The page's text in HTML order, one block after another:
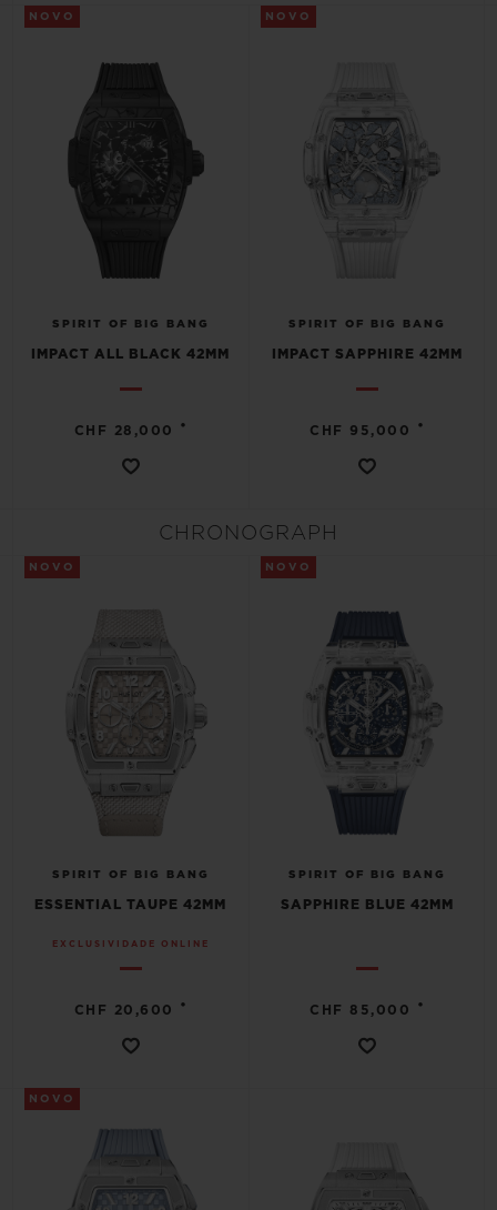
NOVO
SPIRIT OF BIG BANG
IMPACT ALL BLACK 42MM
CHF 28,000 •
NOVO
SPIRIT OF BIG BANG
IMPACT SAPPHIRE 42MM
CHF 95,000 •
CHRONOGRAPH
NOVO
SPIRIT OF BIG BANG
ESSENTIAL TAUPE 42MM
EXCLUSIVIDADE ONLINE
CHF 20,600 •
NOVO
SPIRIT OF BIG BANG
SAPPHIRE BLUE 42MM
CHF 85,000 •
NOVO
SERVIÇIOS EXCLUSIVOS
GARANTIA 5+5
HUBLOTISTA E GARANTIA ESTENDIDA
PAGAMENTO SEGURO
CONTATO
ENCONTRAR UMA